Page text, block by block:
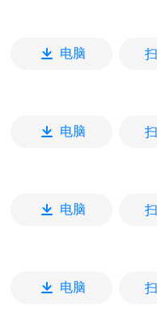
电脑
电脑
电脑
电脑